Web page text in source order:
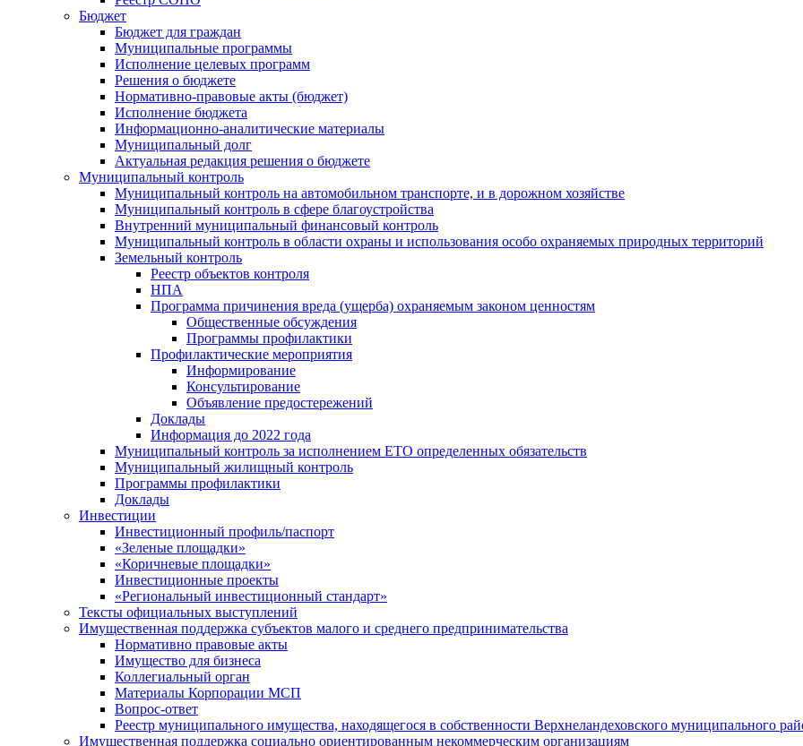
Бюджет
Бюджет для граждан
Муниципальные программы
Исполнение целевых программ
Решения о бюджете
Нормативно-правовые акты (бюджет)
Исполнение бюджета
Информационно-аналитические материалы
Муниципальный долг
Актуальная редакция решения о бюджете
Муниципальный контроль
Муниципальный контроль на автомобильном транспорте, и в дорожном хозяйстве
Муниципальный контроль в сфере благоустройства
Внутренний муниципальный финансовый контроль
Муниципальный контроль в области охраны и использования особо охраняемых природных территорий
Земельный контроль
Реестр объектов контроля
НПА
Программа причинения вреда (ущерба) охраняемым законом ценностям
Общественные обсуждения
Программы профилактики
Профилактические мероприятия
Информирование
Консультирование
Объявление предостережений
Доклады
Информация до 2022 года
Муниципальный контроль за исполнением ЕТО определенных обязательств
Муниципальный жилищный контроль
Программы профилактики
Доклады
Инвестиции
Инвестиционный профиль/паспорт
«Зеленые площадки»
«Коричневые площадки»
Инвестиционные проекты
«Региональный инвестиционный стандарт»
Тексты официальных выступлений
Имущественная поддержка субъектов малого и среднего предпринимательства
Нормативно правовые акты
Имущество для бизнеса
Коллегиальный орган
Материалы Корпорации МСП
Вопрос-ответ
Реестр муниципального имущества, находящегося в собственности Верхнеландеховского муниципального
Имущественная поддержка социально ориентированным некоммерческим организациям